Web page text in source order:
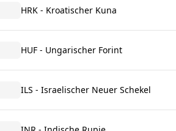
HRK - Kroatischer Kuna
HUF - Ungarischer Forint
ILS - Israelischer Neuer Schekel